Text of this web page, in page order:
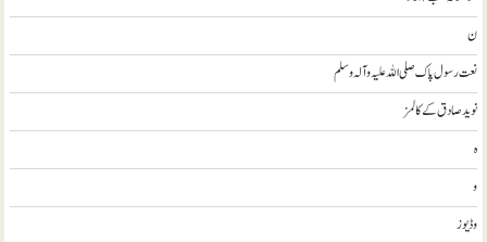
ن
نعت رسول پاک صلی اللہ علیہ و آلہ وسلم
نويد صادق کے کالمز
ہ
و
وڈيوز